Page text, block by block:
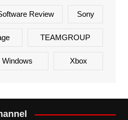
Review Sony
TEAMGROUP
Windows Xbox